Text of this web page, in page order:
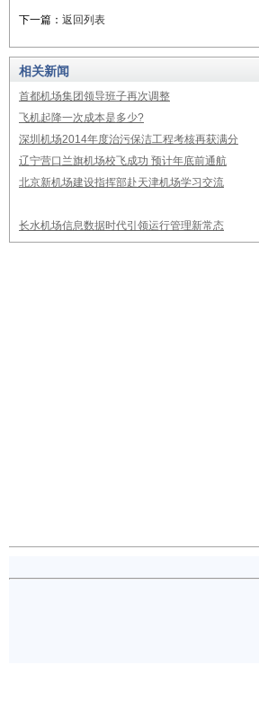
下一篇： 返回列表
相关新闻
首都机场集团领导班子再次调整
飞机起降一次成本是多少?
深圳机场2014年度治污保洁工程考核再获满分
辽宁营口兰旗机场校飞成功 预计年底前通航
北京新机场建设指挥部赴天津机场学习交流
长水机场信息数据时代引领运行管理新常态